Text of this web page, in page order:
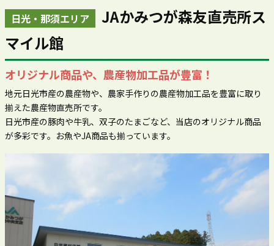
日光・那須エリア
JAかみつが森友直売所ス
マイル館
オリジナル商品や、農産物加工品が豊富！
地元日光市産の農産物や、農家手作りの農産物加工品を豊富に取り
揃えた農産物直売所です。
日光市産の豚肉や牛乳、双子のたまごなど、当店のオリジナル商品
が多彩です。お魚やJA商品も揃っています。